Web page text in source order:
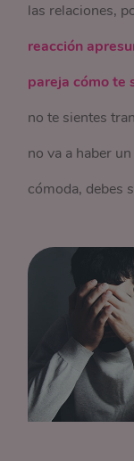
las relaciones,
reacción
pareja cómo te
no te sientes
no va a haber
cómoda, debes